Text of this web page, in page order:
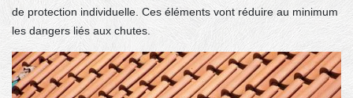
de protection individuelle. Ces éléments vont réduire au minimum
les dangers liés aux chutes.